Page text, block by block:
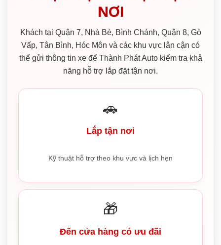
NƠI
Khách tại Quận 7, Nhà Bè, Bình Chánh, Quận 8, Gò
Vấp, Tân Bình, Hóc Môn và các khu vực lân cận có
thể gửi thông tin xe để Thành Phát Auto kiểm tra khả
năng hỗ trợ lắp đặt tận nơi.
🚗
Lắp tận nơi
Kỹ thuật hỗ trợ theo khu vực và lịch hẹn
🎁
Đến cửa hàng có ưu đãi